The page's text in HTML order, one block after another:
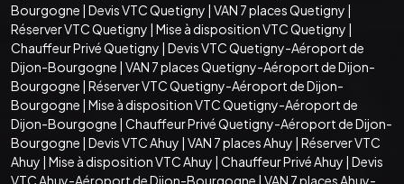
Bourgogne | Devis VTC Quetigny | VAN 7 places Quetigny |
Réserver VTC Quetigny | Mise à disposition VTC Quetigny |
Chauffeur Privé Quetigny | Devis VTC Quetigny-Aéroport de
Dijon-Bourgogne | VAN 7 places Quetigny-Aéroport de Dijon-
Bourgogne | Réserver VTC Quetigny-Aéroport de Dijon-
Bourgogne | Mise à disposition VTC Quetigny-Aéroport de
Dijon-Bourgogne | Chauffeur Privé Quetigny-Aéroport de Dijon-
Bourgogne | Devis VTC Ahuy | VAN 7 places Ahuy | Réserver VTC
Ahuy | Mise à disposition VTC Ahuy | Chauffeur Privé Ahuy | Devis
VTC Ahuy-Aéroport de Dijon-Bourgogne | VAN 7 places Ahuy-